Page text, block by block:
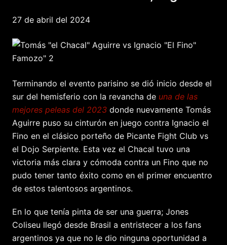
27 de abril del 2024
Terminando el evento parisino se dió inicio desde el
sur del hemisferio con la revancha de una de las
mejores peleas del 2023 donde nuevamente Tomás
Aguirre puso su cinturón en juego contra Ignacio el
Fino en el clásico porteño de Picante Fight Club vs
el Dojo Serpiente. Esta vez el Chacal tuvo una
victoria más clara y cómoda contra un Fino que no
pudo tener tanto éxito como en el primer encuentro
de estos talentosos argentinos.
En lo que tenía pinta de ser una guerra; Jones
Coliseu llegó desde Brasil a entristecer a los fans
argentinos ya que no le dio ninguna oportunidad a